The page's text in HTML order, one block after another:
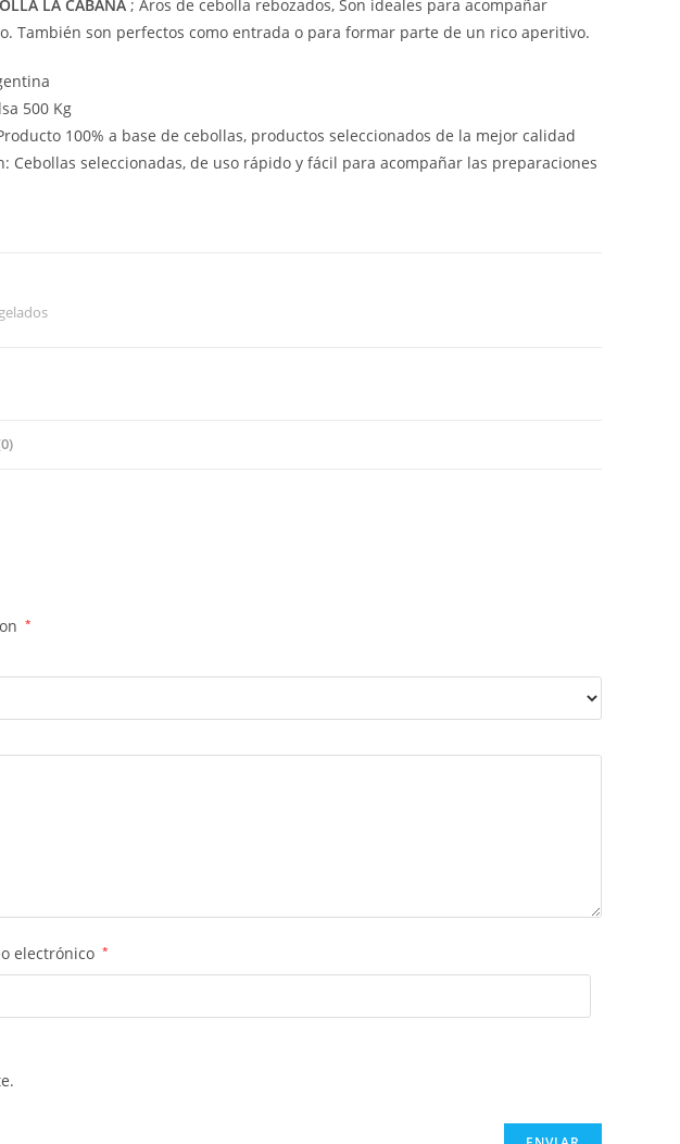
LA CABAÑA ; Aros de cebolla rebozados, Son ideales para acompañar
También son perfectos como entrada o para formar parte de un rico aperitivo.
500 Kg
100% a base de cebollas, productos seleccionados de la mejor calidad
Cebollas seleccionadas, de uso rápido y fácil para acompañar las preparaciones
*
electrónico *